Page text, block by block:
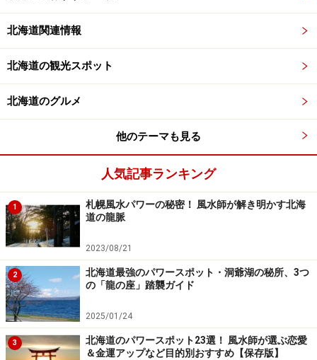
北海道関連情報
北海道の観光スポット
北海道のグルメ
他のテーマも見る
人気記事ランキング
1
札幌風水パワーの秘密！ 風水師が解き明かす北海
道の龍脈
2023/08/21
2
北海道最強のパワースポット・洞爺湖の秘所、3つ
の「龍の座」踏襲ガイド
2025/01/24
3
北海道のパワースポット23選！ 風水師が選ぶ恋愛
＆金運アップなど目的別おすすめ【保存版】